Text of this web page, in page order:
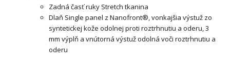
Zadná časť ruky Stretch tkanina
Dlaň Single panel z Nanofront®, vonkajšia výstuž zo
syntetickej kože odolnej proti roztrhnutiu a oderu, 3
mm výplň a vnútorná výstuž odolná voči roztrhnutiu a
oderu